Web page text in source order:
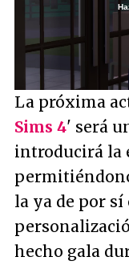
5.48%
La próxima
Sims 4' será
introducirá la
la ya de por
hecho gala